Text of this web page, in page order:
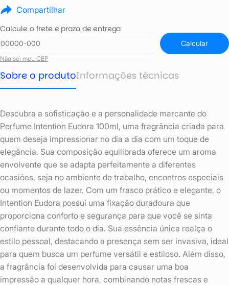
Compartilhar
Calcule o frete e prazo de entrega
Calcular
Não sei meu CEP
Sobre o produtoInformações técnicas
Descubra a sofisticação e a personalidade marcante do
Perfume Intention Eudora 100ml, uma fragrância criada para
quem deseja impressionar no dia a dia com um toque de
elegância. Sua composição equilibrada oferece um aroma
envolvente que se adapta perfeitamente a diferentes
ocasiões, seja no ambiente de trabalho, encontros especiais
ou momentos de lazer. Com um frasco prático e elegante, o
Intention Eudora possui uma fixação duradoura que
proporciona conforto e segurança para que você se sinta
confiante durante todo o dia. Sua essência única realça o
estilo pessoal, destacando a presença sem ser invasiva, ideal
para quem busca um perfume versátil e estiloso. Além disso,
a fragrância foi desenvolvida para causar uma boa
impressão a qualquer hora, combinando notas frescas e